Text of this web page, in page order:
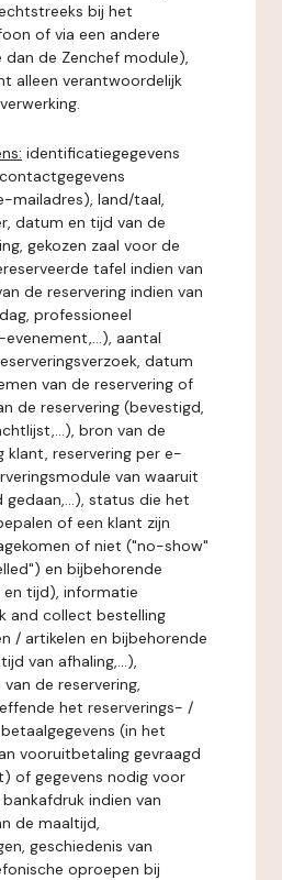
bij het
of via een andere
dan de Zenchef module),
alleen verantwoordelijk
identificatiegegevens
mailadres), land/taal,
datum en tijd van de
gekozen zaal voor de
tafel indien van
de reservering indien van
professioneel
aantal
datum
van de reservering of
de reservering (bevestigd,
bron van de
klant, reservering per e-
van waaruit
gedaan,...), status die het
of een klant zijn
of niet ("no-show"
en bijbehorende
tijd), informatie
and collect bestelling
/ artikelen en bijbehorende
van afhaling,...),
de reservering,
het reserverings- /
(in het
vooruitbetaling gevraagd
of gegevens nodig voor
indien van
de maaltijd,
geschiedenis van
oproepen bij